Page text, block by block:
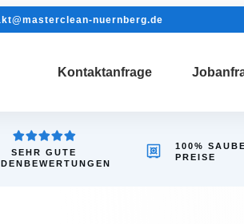
nuernberg.de
Kontaktanfrage
SEHR GUTE
100%
PREISE